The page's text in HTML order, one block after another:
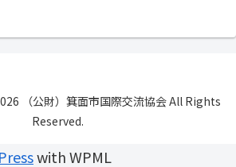
（公財）箕面市国際交流協会 All Rights
Reserved.
with WPML